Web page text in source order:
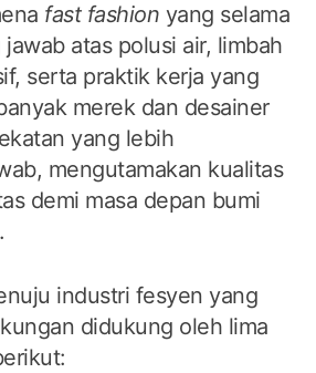
fast fashion yang selama
atas polusi air, limbah
serta praktik kerja yang
merek dan desainer
yang lebih
mengutamakan kualitas
demi masa depan bumi
industri fesyen yang
didukung oleh lima